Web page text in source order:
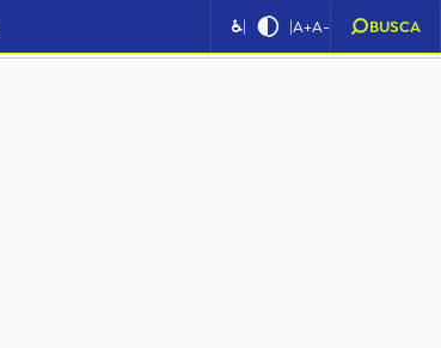
♿| |A+A- BUSCA